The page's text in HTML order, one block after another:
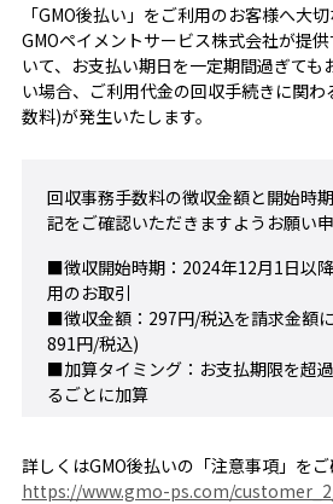
「GMO後払い」をご利用のお客様へ大切
GMOペイメントサービス株式会社が提
いて、お支払い期日を一定期間過ぎても
い場合、ご利用代金の回収手続きに関
数料)が発生いたします。
回収事務手数料の徴収金額と開始時
記をご確認いただきますようお願い申
■徴収開始時期：2024年12月1日以
用のお取引
■徴収金額：297円/税込を請求金額
891円/税込)
■加算タイミング：お支払期限を超
るごとに加算
詳しくはGMO後払いの「注意事項」をご
https://www.gmo-ps.com/